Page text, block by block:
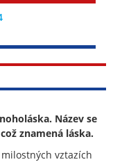
Název se
znamená láska.
vztazích